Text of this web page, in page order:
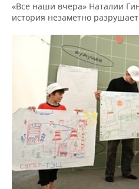
«Все наши вчера» Наталии
история незаметно